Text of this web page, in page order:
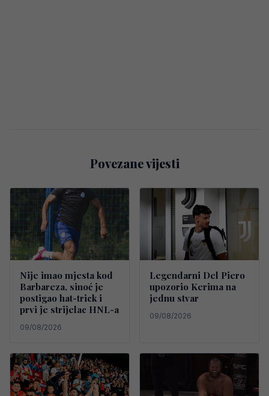
Povezane vijesti
Nije imao mjesta kod
Barbareza, sinoć je
postigao hat-trick i
prvi je strijelac HNL-a
09/08/2026
Legendarni Del Piero
upozorio Kerima na
jednu stvar
09/08/2026